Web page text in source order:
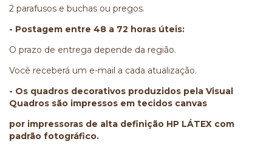
2 parafusos e buchas ou pregos.
- Postagem entre 48 a 72 horas úteis:
O prazo de entrega depende da região.
Você receberá um e-mail a cada atualização.
- Os quadros decorativos produzidos pela Visual
Quadros são impressos em tecidos canvas
por impressoras de alta definição HP LÁTEX com
padrão fotográfico.